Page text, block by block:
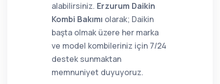
alabilirsiniz. Erzurum Daikin
Kombi Bakımı olarak; Daikin
başta olmak üzere her marka
ve model kombileriniz için 7/24
destek sunmaktan
memnuniyet duyuyoruz.